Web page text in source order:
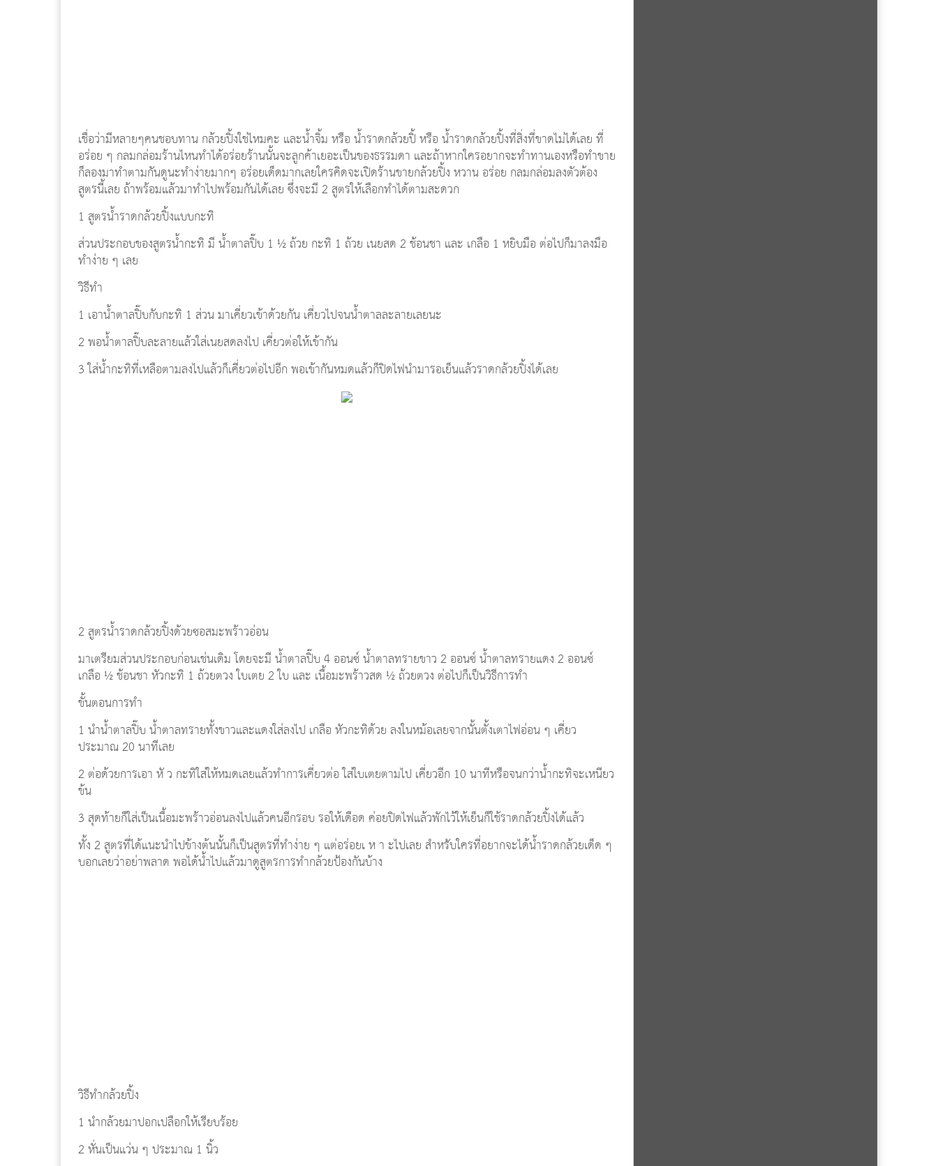
เชื่อว่ามีหลายๆคนชอบทาน กล้วยปิ้งใช่ไหมคะ และน้ำจิ้ม หรือ น้ำราดกล้วยปิ้ หรือ น้ำราดกล้วยปิ้งที่สิ่งที่ขาดไม่ได้เลย ที่
อร่อย ๆ กลมกล่อมร้านไหนทำได้อร่อยร้านนั้นจะลูกค้าเยอะเป็นของธรรมดา และถ้าหากใครอยากจะทำทานเองหรือทำขาย
ก็ลองมาทำตามกันดูนะทำง่ายมากๆ อร่อยเด็ดมากเลยใครคิดจะเปิดร้านขายกล้วยปิ้ง หวาน อร่อย กลมกล่อมลงตัวต้อง
สูตรนี้เลย ถ้าพร้อมแล้วมาทำไปพร้อมกันได้เลย ซึ่งจะมี 2 สูตรให้เลือกทำได้ตามสะดวก
1 สูตรน้ำราดกล้วยปิ้งแบบกะทิ
ส่วนประกอบของสูตรน้ำกะทิ มี น้ำตาลปิ๊บ 1 ½ ถ้วย กะทิ 1 ถ้วย เนยสด 2 ช้อนชา และ เกลือ 1 หยิบมือ ต่อไปก็มาลงมือ
ทำง่าย ๆ เลย
วิธีทำ
1 เอาน้ำตาลปิ๊บกับกะทิ 1 ส่วน มาเคี่ยวเข้าด้วยกัน เคี่ยวไปจนน้ำตาลละลายเลยนะ
2 พอน้ำตาลปิ๊บละลายแล้วใส่เนยสดลงไป เคี่ยวต่อให้เข้ากัน
3 ใส่น้ำกะทิที่เหลือตามลงไปแล้วก็เคี่ยวต่อไปอีก พอเข้ากันหมดแล้วก็ปิดไฟนำมารอเย็นแล้วราดกล้วยปิ้งได้เลย
2 สูตรน้ำราดกล้วยปิ้งด้วยซอสมะพร้าวอ่อน
มาเตรียมส่วนประกอบก่อนเช่นเดิม โดยจะมี น้ำตาลปิ๊บ 4 ออนซ์ น้ำตาลทรายขาว 2 ออนซ์ น้ำตาลทรายแดง 2 ออนซ์
เกลือ ½ ช้อนชา หัวกะทิ 1 ถ้วยตวง ใบเตย 2 ใบ และ เนื้อมะพร้าวสด ½ ถ้วยตวง ต่อไปก็เป็นวิธีการทำ
ขั้นตอนการทำ
1 นำน้ำตาลปิ๊บ น้ำตาลทรายทั้งขาวและแดงใส่ลงไป เกลือ หัวกะทิด้วย ลงในหม้อเลยจากนั้นตั้งเตาไฟอ่อน ๆ เคี่ยว
ประมาณ 20 นาทีเลย
2 ต่อด้วยการเอา หั ว กะทิใส่ให้หมดเลยแล้วทำการเคี่ยวต่อ ใส่ใบเตยตามไป เคี่ยวอีก 10 นาทีหรือจนกว่าน้ำกะทิจะเหนียว
ข้น
3 สุดท้ายก็ใส่เป็นเนื้อมะพร้าวอ่อนลงไปแล้วคนอีกรอบ รอให้เดือด ค่อยปิดไฟแล้วพักไว้ให้เย็นก็ใช้ราดกล้วยปิ้งได้แล้ว
ทั้ง 2 สูตรที่ได้แนะนำไปข้างต้นนั้นก็เป็นสูตรที่ทำง่าย ๆ แต่อร่อยเ ห า ะไปเลย สำหรับใครที่อยากจะได้น้ำราดกล้วยเด็ด ๆ
บอกเลยว่าอย่าพลาด พอได้น้ำไปแล้วมาดูสูตรการทำกล้วยป้องกันบ้าง
วิธีทำกล้วยปิ้ง
1 นำกล้วยมาปอกเปลือกให้เรียบร้อย
2 หั่นเป็นแว่น ๆ ประมาณ 1 นิ้ว